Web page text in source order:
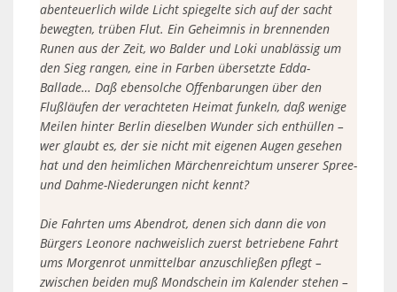
abenteuerlich wilde Licht spiegelte sich auf der sacht
bewegten, trüben Flut. Ein Geheimnis in brennenden
Runen aus der Zeit, wo Balder und Loki unablässig um
den Sieg rangen, eine in Farben übersetzte Edda-
Ballade… Daß ebensolche Offenbarungen über den
Flußläufen der verachteten Heimat funkeln, daß wenige
Meilen hinter Berlin dieselben Wunder sich enthüllen –
wer glaubt es, der sie nicht mit eigenen Augen gesehen
hat und den heimlichen Märchenreichtum unserer Spree-
und Dahme-Niederungen nicht kennt?
Die Fahrten ums Abendrot, denen sich dann die von
Bürgers Leonore nachweislich zuerst betriebene Fahrt
ums Morgenrot unmittelbar anzuschließen pflegt –
zwischen beiden muß Mondschein im Kalender stehen –